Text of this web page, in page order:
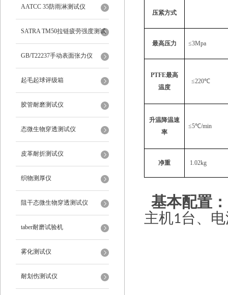
AATCC 35防雨淋测试仪
SATRA TM50拉链疲劳强度测试
仪
GB/T22237手动表面张力仪
起毛起球评级箱
胶管耐磨测试仪
态微生物穿透测试仪
皮革耐折测试仪
织物测厚仪
阻干态微生物穿透测试仪
taber耐磨试验机
雾化测试仪
耐划伤测试仪
压紧方式
最高压力 ≤3Mpa
PTFE最高
温度
≤220℃
升温降温速
率
≤5℃/min
净重 1.02kg
基本配置：
主机1台、